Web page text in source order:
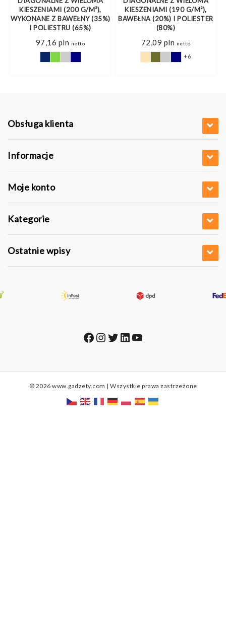
KIESZENIAMI (200 G/M²),
WYKONANE Z BAWEŁNY (35%)
I POLIESTRU (65%)
97,16 pln netto
KIESZENIAMI (190 G/M²),
BAWEŁNA (20%) I POLIESTER
(80%)
72,09 pln netto
+6
Obsługa klienta
Informacje
Moje konto
Kategorie
Ostatnie wpisy
Facebook
Instagram
Twitter
LinkedIn
YouTube
© 2026 www.gadzety.com | Wszystkie prawa zastrzeżone